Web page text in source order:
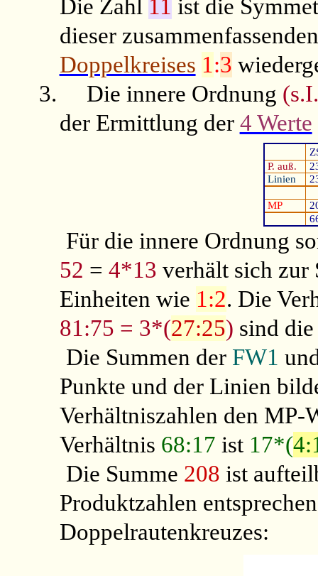
Die Zahl 11 ist die
dieser
Doppelkreises 1:3
3.
Die innere Ordnung
der Ermittlung der 4 Werte
P. auß.
Linien
MP
Für die innere Ordnung
52 = 4*13 verhält sich zur
Einheiten wie 1:2. Die
81:75 = 3*(27:25) sind
Die Summen der FW1
Punkte und der Linien
Verhältniszahlen den MP-
Verhältnis 68:17 ist 17*(
Die Summe 208 ist
Produktzahlen
Doppelrautenkreuzes: